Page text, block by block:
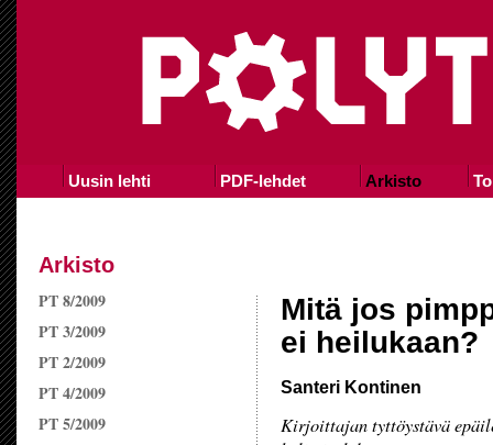
Uusin lehti PDF-lehdet Arkisto
Arkisto
PT 8/2009
PT 3/2009
PT 2/2009
PT 4/2009
PT 5/2009
Mitä jos
ei heilukaan?
Santeri Kontinen
Kirjoittajan tyttöystävä